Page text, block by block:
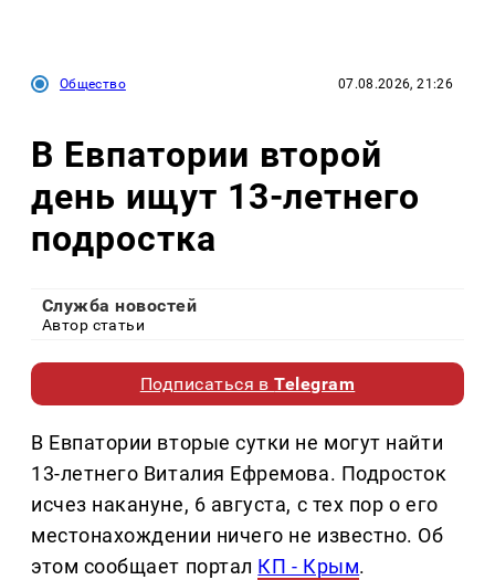
Общество 07.08.2026, 21:26
В Евпатории второй
день ищут 13-летнего
подростка
Служба новостей
Автор статьи
Подписаться вTelegram
В Евпатории вторые сутки не могут найти
13-летнего Виталия Ефремова. Подросток
исчез накануне, 6 августа, с тех пор о его
местонахождении ничего не известно. Об
этом сообщает портал КП - Крым.